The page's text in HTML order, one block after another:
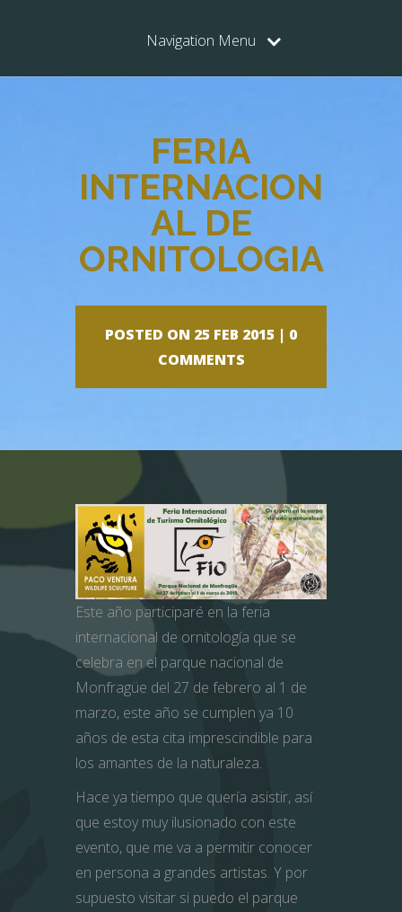
Navigation Menu
FERIA
INTERNACION
AL DE
ORNITOLOGIA
POSTED ON 25 FEB 2015 | 0
COMMENTS
Este año participaré en la feria
internacional de ornitología que se
celebra en el parque nacional de
Monfragüe del 27 de febrero al 1 de
marzo, este año se cumplen ya 10
años de esta cita imprescindible para
los amantes de la naturaleza.
Hace ya tiempo que quería asistir, así
que estoy muy ilusionado con este
evento, que me va a permitir conocer
en persona a grandes artistas. Y por
supuesto visitar si puedo el parque